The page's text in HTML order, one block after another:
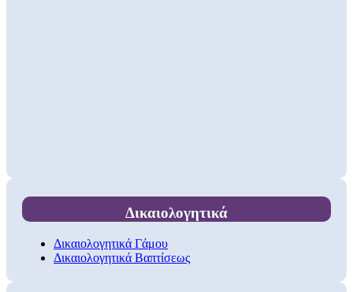
Δικαιολογητικά
Δικαιολογητικά Γάμου
Δικαιολογητικά Βαπτίσεως